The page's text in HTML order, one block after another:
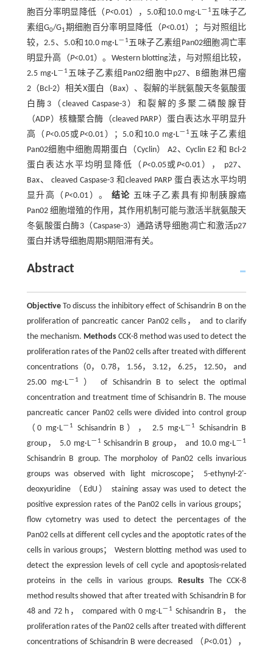
胞百分率明显降低（P<0.01），5.0和10.0 mg·L－1五味子乙
素组G0/G1期细胞百分率明显降低（P<0.01）；与对照组比
较，2.5、5.0和10.0 mg·L－1五味子乙素组Pan02细胞凋亡率
明显升高（P<0.01）。Western blotting法，与对照组比较，
2.5 mg·L－1五味子乙素组Pan02细胞中p27、B细胞淋巴瘤
2（Bcl-2）相关X蛋白（Bax）、裂解的半胱氨酸天冬氨酸蛋
白酶3（cleaved Caspase-3）和裂解的多聚二磷酸腺苷
（ADP）核糖聚合酶（cleaved PARP）蛋白表达水平明显升
高（ P<0.05或P<0.01）；5.0和10.0 mg·L－1五味子乙素组
Pan02细胞中细胞周期蛋白（Cyclin） A2、Cyclin E2 和 Bcl-2
蛋白表达水平均明显降低（ P<0.05或P<0.01）， p27、
Bax、 cleaved Caspase-3 和cleaved PARP 蛋白表达水平均明
显升高（P<0.01）。 结论 五味子乙素具有抑制胰腺癌
Pan02 细胞增殖的作用，其作用机制可能与激活半胱氨酸天
冬氨酸蛋白酶3（Caspase-3）通路诱导细胞凋亡和激活p27
蛋白并诱导细胞周期S期阻滞有关。
Abstract
ObjectiveTo discuss the inhibitory effect of Schisandrin B on the
proliferation of pancreatic cancer Pan02 cells， and to clarify
the mechanism. MethodsCCK-8 method was used to detect the
proliferation rates of the Pan02 cells after treated with different
concentrations（0， 0.78， 1.56， 3.12， 6.25， 12.50， and
25.00 mg·L－1
） of Schisandrin B to select the optimal
concentration and treatment time of Schisandrin B. The mouse
pancreatic cancer Pan02 cells were divided into control group
（0 mg·L－1 Schisandrin B）， 2.5 mg·L－1
Schisandrin B
group， 5.0 mg·L－1 Schisandrin B group， and 10.0 mg·L－1
Schisandrin B group. The morpholoy of Pan02 cells invarious
groups was observed with light microscope； 5-ethynyl-2'-
deoxyuridine （EdU） staining assay was used to detect the
positive expression rates of the Pan02 cells in various groups；
flow cytometry was used to detect the percentages of the
Pan02 cells at different cell cycles and the apoptotic rates of the
cells in various groups； Western blotting method was used to
detect the expression levels of cell cycle and apoptosis-related
proteins in the cells in various groups. Results The CCK-8
method results showed that after treated with Schisandrin B for
48 and 72 h， compared with 0 mg·L－1 Schisandrin B， the
proliferation rates of the Pan02 cells after treated with different
concentrations of Schisandrin B were decreased （P<0.01），